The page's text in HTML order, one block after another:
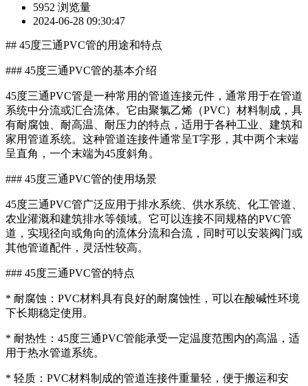
5952 浏览量
2024-06-28 09:30:47
## 45度三通PVC管的用途和特点
### 45度三通PVC管的基本介绍
45度三通PVC管是一种常用的管道连接元件，通常用于在管道
系统中分流或汇合流体。它由聚氯乙烯（PVC）材料制成，具
有耐腐蚀、耐高温、耐压力的特点，适用于各种工业、建筑和
家用管道系统。这种管道连接件通常呈T字形，其中两个末端
呈直角，一个末端为45度斜角。
### 45度三通PVC管的使用场景
45度三通PVC管广泛应用于排水系统、供水系统、化工管道、
农业灌溉和建筑排水等领域。它可以连接不同规格的PVC管
道，实现径向或角向的流体分流和合流，同时可以安装阀门或
其他管道配件，灵活性较高。
### 45度三通PVC管的特点
* 耐腐蚀：PVC材料具有良好的耐腐蚀性，可以在酸碱性环境
下长期稳定使用。
* 耐热性：45度三通PVC管能承受一定温度范围内的高温，适
用于热水管道系统。
* 轻质：PVC材料制成的管道连接件重量轻，便于搬运和安